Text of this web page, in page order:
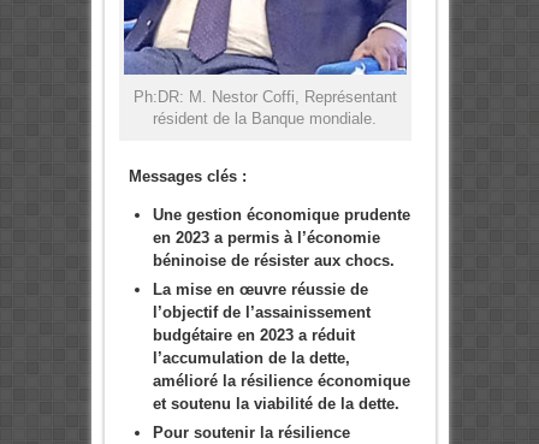
Ph:DR: M. Nestor Coffi, Représentant
résident de la Banque mondiale.
Messages clés :
Une gestion économique prudente
en 2023 a permis à l’économie
béninoise de résister aux chocs.
La mise en œuvre réussie de
l’objectif de l’assainissement
budgétaire en 2023 a réduit
l’accumulation de la dette,
amélioré la résilience économique
et soutenu la viabilité de la dette.
Pour soutenir la résilience